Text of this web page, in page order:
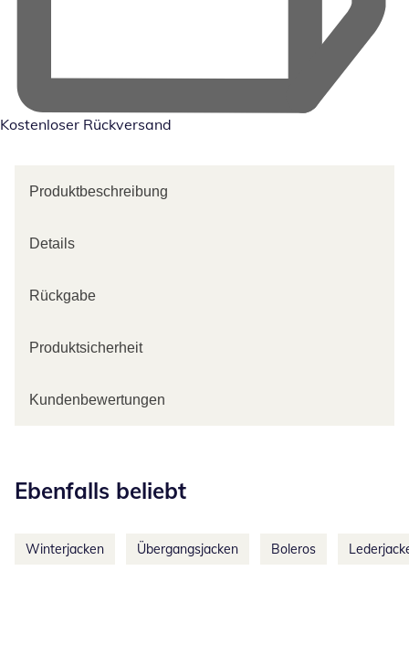
Kostenloser Rückversand
Produktbeschreibung
Details
Rückgabe
Produktsicherheit
Kundenbewertungen
Ebenfalls beliebt
Winterjacken Übergangsjacken Boleros